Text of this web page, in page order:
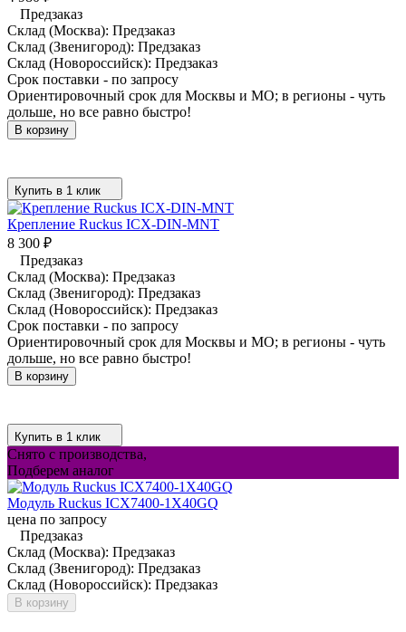
Предзаказ
Склад (Москва): Предзаказ
Склад (Звенигород): Предзаказ
Склад (Новороссийск): Предзаказ
Срок поставки - по запросу
Ориентировочный срок для Москвы и МО; в регионы - чуть
дольше, но все равно быстро!
В корзину
Купить в 1 клик
Крепление Ruckus ICX-DIN-MNT
8 300 ₽
Предзаказ
Склад (Москва): Предзаказ
Склад (Звенигород): Предзаказ
Склад (Новороссийск): Предзаказ
Срок поставки - по запросу
Ориентировочный срок для Москвы и МО; в регионы - чуть
дольше, но все равно быстро!
В корзину
Купить в 1 клик
Снято с производства,
Подберем аналог
Модуль Ruckus ICX7400-1X40GQ
цена по запросу
Предзаказ
Склад (Москва): Предзаказ
Склад (Звенигород): Предзаказ
Склад (Новороссийск): Предзаказ
В корзину